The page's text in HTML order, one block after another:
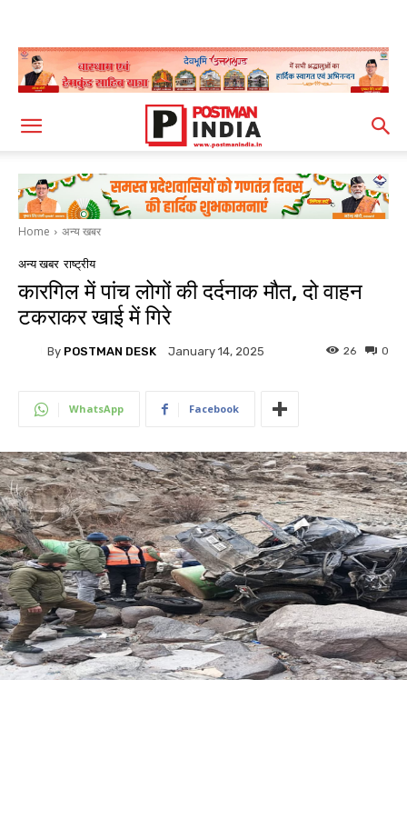
Home अन्य खबर
अन्य खबर राष्ट्रीय
कारगिल में पांच लोगों की दर्दनाक मौत, दो वाहन
टकराकर खाई में गिरे
By POSTMAN DESK January 14, 2025 0
26
WhatsApp Facebook